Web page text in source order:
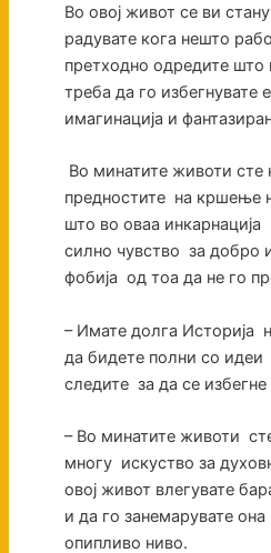
Во овој живот се ви
радувате кога нешто
претходно одредите што
треба да го избегнувате
имагинација и
Во минатите животи сте
предностите на кршење
што во оваа
силно чувство за добро
фобија од тоа да не го
– Имате долга Историја
да бидете полни со идеи
следите за да се
– Во минатите животи
многу искуство за
овој живот влегувате
и да го занемарувате
опипливо ниво.